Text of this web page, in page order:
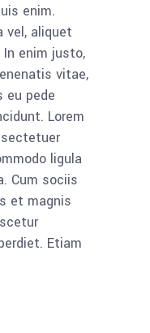
enim.
vel, aliquet
enim justo,
vitae,
eu pede
Lorem
ligula
Cum sociis
et magnis
Etiam